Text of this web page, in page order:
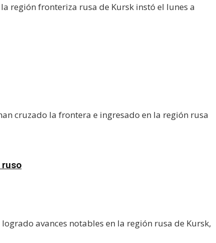
región fronteriza rusa de Kursk instó el lunes a
cruzado la frontera e ingresado en la región rusa
ruso
avances notables en la región rusa de Kursk,